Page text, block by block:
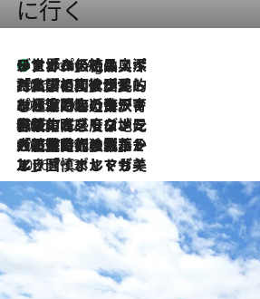
に行く
1 Hour Ago
リスボンの絶品スイーツ「パステル・デ・ナタ」とは？ポルトガル伝統の奥深い世界へ
2026.7.27
「私の祖国はポルトガル語です」国民的詩人フェルナンド・ペソアと、彼が愛した文学の街を歩く
2026.7.26
ポルトガル近海が育む極上の海の幸。キリリと冷えた白ワインと愉しむ、シーフード専門店の贅沢
2026.7.22
伝統の味をモダンに昇華。高感度な地元客が集う、リスボンの最旬ガストロノミー
2026.7.21
大航海時代の栄華から、震災、独裁、そして革命へ。ポルトガル・首都リスボンの石畳に刻まれた「歴史の光と影」
2026.7.13
エッセイ・ヤマザキマリ「慎ましくも美しき国 ポルトガル」